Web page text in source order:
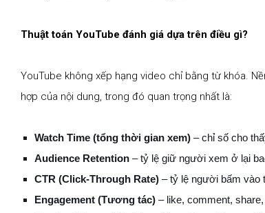
Thuật toán YouTube đánh giá dựa trên điều gì?
YouTube không xếp hạng video chỉ bằng từ khóa.
hợp của nội dung, trong đó quan trọng nhất là:
Watch Time (tổng thời gian xem) – chỉ số cho
Audience Retention – tỷ lệ giữ người xem ở lại
CTR (Click-Through Rate) – tỷ lệ người bấm vào
Engagement (Tương tác) – like, comment,